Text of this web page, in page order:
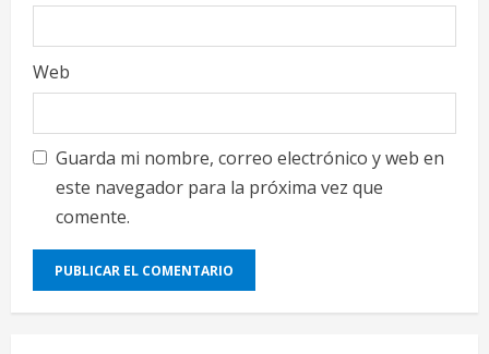
Web
Guarda mi nombre, correo electrónico y web en
este navegador para la próxima vez que
comente.